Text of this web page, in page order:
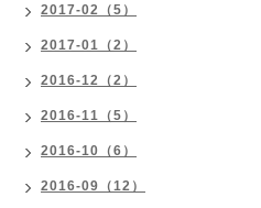
2017-02（5）
2017-01（2）
2016-12（2）
2016-11（5）
2016-10（6）
2016-09（12）